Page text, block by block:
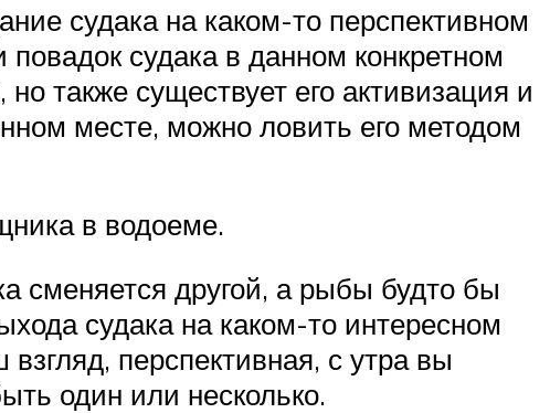
судака на каком-то перспективном
судака в данном конкретном
также существует его активизация и
месте, можно ловить его методом
в водоеме.
сменяется другой, а рыбы будто бы
судака на каком-то интересном
перспективная, с утра вы
один или несколько.